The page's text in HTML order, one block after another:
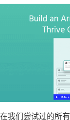
在我们尝试过的所有